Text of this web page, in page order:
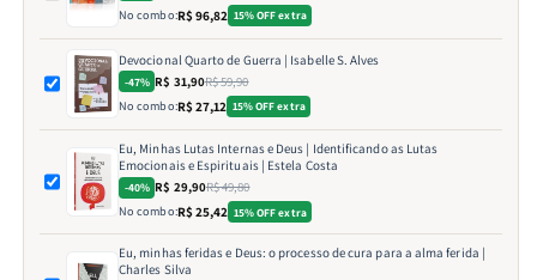
No combo:R$ 96,82 15% OFF extra
Devocional Quarto de Guerra | Isabelle S. Alves
-47% R$ 31,90R$ 59,90
No combo:R$ 27,12 15% OFF extra
Eu, Minhas Lutas Internas e Deus | Identificando as Lutas
Emocionais e Espirituais | Estela Costa
-40% R$ 29,90R$ 49,80
No combo:R$ 25,42 15% OFF extra
Eu, minhas feridas e Deus: o processo de cura para a alma ferida |
Charles Silva